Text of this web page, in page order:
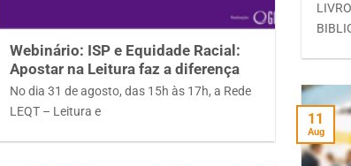
Webinário: ISP e Equidade Racial:
Apostar na Leitura faz a diferença
No dia 31 de agosto, das 15h às 17h, a Rede
LEQT – Leitura e
11
Aug